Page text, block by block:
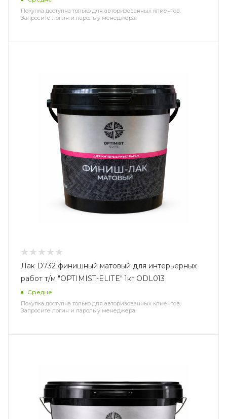
Покупка доступна только для авторизованных клиентов.
Запросите логин и пароль у менеджера.
Лак D732 финишный матовый для интерьерных
работ т/м "OPTIMIST-ELITE" 1кг ODL013
Средне
Покупка доступна только для авторизованных клиентов.
Запросите логин и пароль у менеджера.